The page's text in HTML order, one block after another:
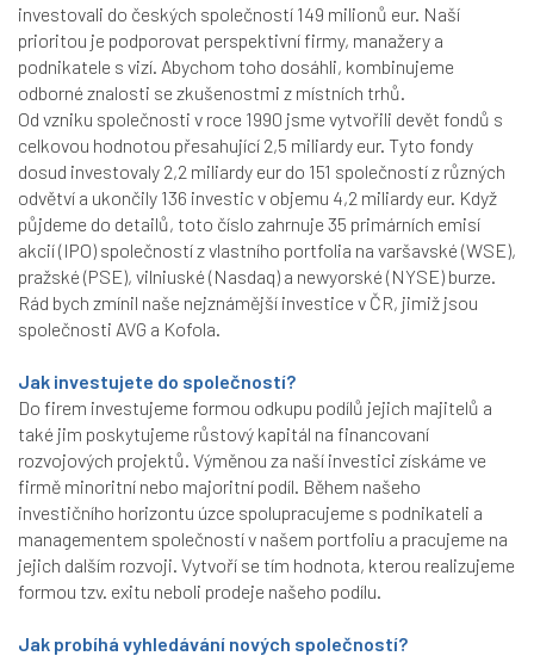
investovali do českých společností 149 milionů eur. Naší
prioritou je podporovat perspektivní firmy, manažery a
podnikatele s vizí. Abychom toho dosáhli, kombinujeme
odborné znalosti se zkušenostmi z místních trhů.
Od vzniku společnosti v roce 1990 jsme vytvořili devět fondů s
celkovou hodnotou přesahující 2,5 miliardy eur. Tyto fondy
dosud investovaly 2,2 miliardy eur do 151 společností z různých
odvětví a ukončily 136 investic v objemu 4,2 miliardy eur. Když
půjdeme do detailů, toto číslo zahrnuje 35 primárních emisí
akcií (IPO) společností z vlastního portfolia na varšavské (WSE),
pražské (PSE), vilniuské (Nasdaq) a newyorské (NYSE) burze.
Rád bych zmínil naše nejznámější investice v ČR, jimiž jsou
společnosti AVG a Kofola.
Jak investujete do společností?
Do firem investujeme formou odkupu podílů jejich majitelů a
také jim poskytujeme růstový kapitál na financovaní
rozvojových projektů. Výměnou za naší investici získáme ve
firmě minoritní nebo majoritní podíl. Během našeho
investičního horizontu úzce spolupracujeme s podnikateli a
managementem společností v našem portfoliu a pracujeme na
jejich dalším rozvoji. Vytvoří se tím hodnota, kterou realizujeme
formou tzv. exitu neboli prodeje našeho podílu.
Jak probíhá vyhledávání nových společností?